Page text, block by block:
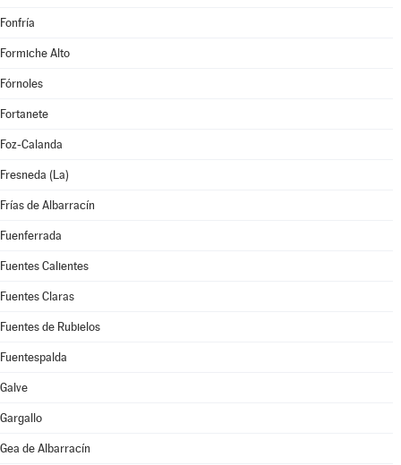
Fonfría
Formiche Alto
Fórnoles
Fortanete
Foz-Calanda
Fresneda (La)
Frías de Albarracín
Fuenferrada
Fuentes Calientes
Fuentes Claras
Fuentes de Rubielos
Fuentespalda
Galve
Gargallo
Gea de Albarracín